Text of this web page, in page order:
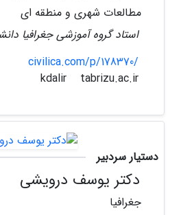
مطالعات شهری و منطقه ای
استاد گروه آموزشی جغرافیا
civilica.com/p/178370/
tabrizu.ac.ir
دستیار سردبیر
دکتر یوسف درویشی
جغرافیا